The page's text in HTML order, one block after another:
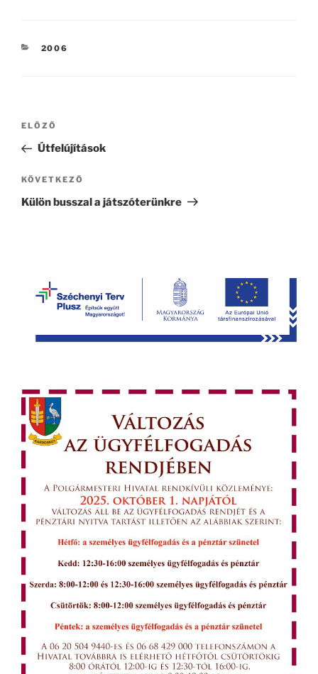
KATEGÓRIÁK
2006
Bejegyzés
navigáció
Korábbi
bejegyzés
ELŐZŐ
Útfelújítások
Következő
bejegyzés
KÖVETKEZŐ
Külön busszal a játszóterünkre